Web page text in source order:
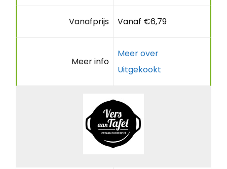
Vanafprijs Vanaf €6,79
Meer info
Meer over
Uitgekookt